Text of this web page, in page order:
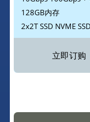
128GB内存
2x2T SSD NVME SSD
立即订购